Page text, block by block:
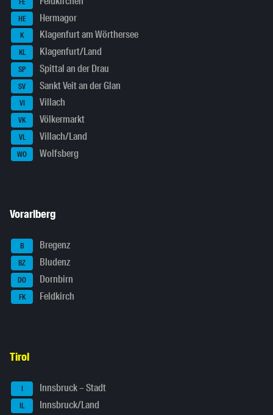
HE Hermagor
K Klagenfurt am Wörthersee
KL Klagenfurt/Land
SP Spittal an der Drau
SV Sankt Veit an der Glan
VI Villach
VK Völkermarkt
VL Villach/Land
WO Wolfsberg
Vorarlberg
B Bregenz
BZ Bludenz
DO Dornbirn
FK Feldkirch
Tirol
I Innsbruck – Stadt
IL Innsbruck/Land